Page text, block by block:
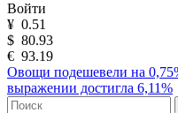
Войти
¥ 0.51
$ 80.93
€ 93.19
Овощи подешевели на
выражении достигла 6,11%